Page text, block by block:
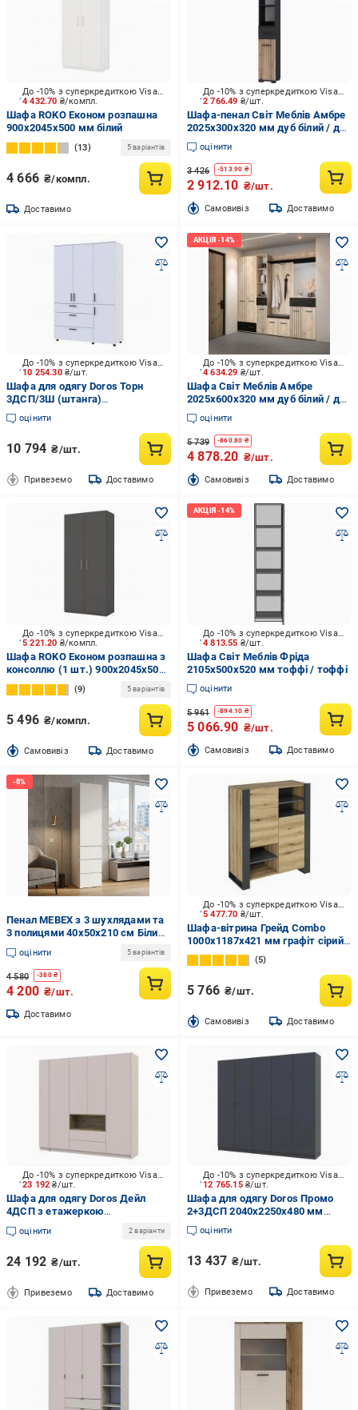
4 432.70 ₴/компл.
До -10% з суперкредиткою Visa Вигода
Шафа ROKO Економ розпашна
900х2045х500 мм білий
13 5 варіантів
4 666 ₴/компл.
Доставимо
2 766.49 ₴/шт.
До -10% з суперкредиткою Visa Вигода
Шафа-пенал Світ Меблів Амбре
2025х300х320 мм дуб білий / дуб
білийчорний
оцінити
3 426 -513.90 ₴
2 912.10 ₴/шт.
Cамовивіз Доставимо
10 254.30 ₴/шт.
До -10% з суперкредиткою Visa Вигода
Шафа для одягу Doros Торн
3ДСП/3Ш (штанга)
2000х1350х516 мм білий / білий
оцінити
10 794 ₴/шт.
Привеземо Доставимо
4 634.29 ₴/шт.
До -10% з суперкредиткою Visa Вигода
Шафа Світ Меблів Амбре
2025х600х320 мм дуб білий / дуб
білий
оцінити
5 739 -860.80 ₴
4 878.20 ₴/шт.
Cамовивіз Доставимо
5 221.20 ₴/компл.
До -10% з суперкредиткою Visa Вигода
Шафа ROKO Економ розпашна з
консоллю (1 шт.) 900х2045х500
мм сірий
9 5 варіантів
5 496 ₴/компл.
Cамовивіз Доставимо
4 813.55 ₴/шт.
До -10% з суперкредиткою Visa Вигода
Шафа Світ Меблів Фріда
2105х500х520 мм тоффі / тоффі
оцінити
5 961 -894.10 ₴
5 066.90 ₴/шт.
Cамовивіз Доставимо
Пенал MEBEX з 3 шухлядами та
3 полицями 40х50х210 см Білий
(VL3B3S400WH)
оцінити 5 варіантів
4 580 -380₴
4 200 ₴/шт.
Доставимо
5 477.70 ₴/шт.
До -10% з суперкредиткою Visa Вигода
Шафа-вітрина Грейд Combo
1000х1187х421 мм графіт сірий /
дуб евок прибережний
5
5 766 ₴/шт.
Cамовивіз Доставимо
23 192₴/шт.
До -10% з суперкредиткою Visa Вигода
Шафа для одягу Doros Дейл
4ДСП з етажеркою
2200х2340х520 мм кашемір /
кашемір
оцінити 2 варіанти
24 192 ₴/шт.
Привеземо Доставимо
12 765.15 ₴/шт.
До -10% з суперкредиткою Visa Вигода
Шафа для одягу Doros Промо
2+3ДСП 2040х2250х480 мм
антрацит / антрацит
оцінити
13 437 ₴/шт.
Привеземо Доставимо